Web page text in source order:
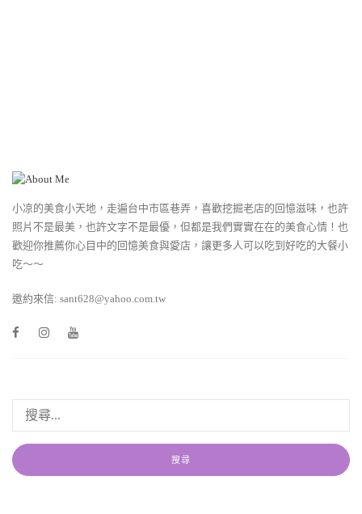
小凉的美食小天地，走遍台中市區巷弄，喜歡挖掘老店的回憶滋味，也許
照片不是最美，也許文字不是最優，但都是我們實實在在的美食心情！也
歡迎你推薦你心目中的回憶美食與愛店，讓更多人可以吃到好吃的大餐小
吃～～
邀約來信: sant628@yahoo.com.tw